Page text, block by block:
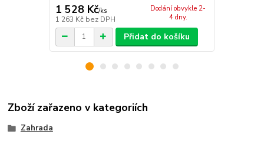
1 528 Kč/ks
1 263 Kč bez DPH
Dodání obvykle 2-
4 dny.
Přidat do košíku
Zboží zařazeno v kategoriích
Zahrada